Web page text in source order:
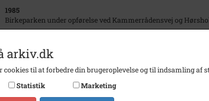
1985
Birkeparken under opførelse ved Kammerrådensvej og
Birkeparken under opførelse ved Kammerrådensvej og
arkiv.dk
cookies til at forbedre din brugeroplevelse og til indsamling af
Statistik Marketing